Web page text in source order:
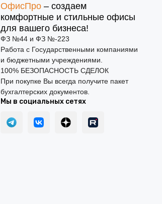
ОфисПро– создаем
комфортные и стильные офисы
для вашего бизнеса!
ФЗ №44 и ФЗ №-223
Работа с Государственными компаниями
и бюджетными учреждениями.
100% БЕЗОПАСНОСТЬ СДЕЛОК
При покупке Вы всегда получите пакет
бухгалтерских документов.
Мы в социальных сетях